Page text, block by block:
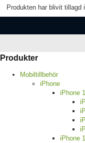
Produkten har blivit tillagd
Produkter
Mobiltillbehör
iPhone
iPhone
iPhone